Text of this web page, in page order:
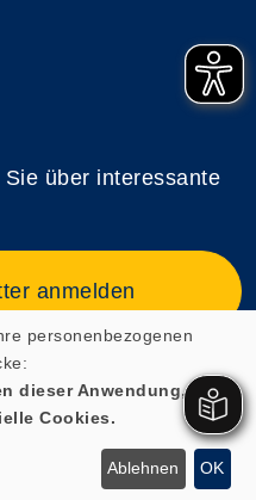
über interessante
anmelden
personenbezogenen
dieser Anwendung,
Cookies.
Ablehnen OK